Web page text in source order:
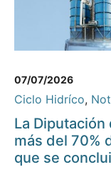
07/07/2026
Ciclo Hidríco,
La
más del 70%
que se